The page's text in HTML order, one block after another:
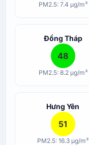
PM2.5: 7.4 µg/m³
Đồng Tháp
48
PM2.5: 8.2 µg/m³
Hưng Yên
51
PM2.5: 16.3 µg/m³